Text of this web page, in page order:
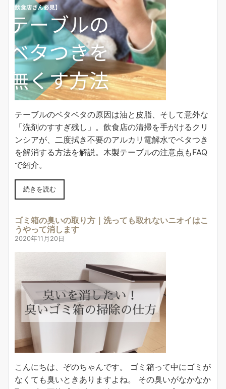
テーブルのベタベタの原因は油と皮脂、そして意外な
「洗剤のすすぎ残し」。飲食店の清掃を手がけるクリ
ンシアが、二度拭き不要のアルカリ電解水でベタつき
を解消する方法を解説。木製テーブルの注意点もFAQ
で紹介。
続きを読む
ゴミ箱の臭いの取り方｜洗っても取れないニオイはこ
うやって消します
2020年11月20日
こんにちは、ぞのちゃんです。 ゴミ箱って中にゴミが
なくても臭いときありますよね。 その臭いがなかなか